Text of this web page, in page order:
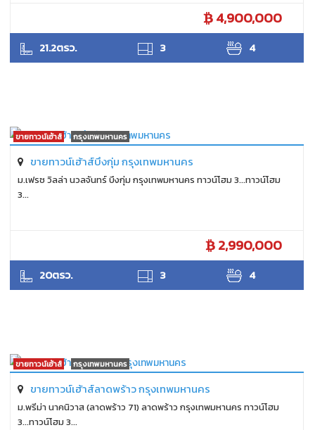
4,900,000
21.2ตรว. 3 4
SUKHON
ขายทาวน์เฮ้าส์ กรุงเทพมหานคร
ขายทาวน์เฮ้าส์บึงกุ่ม กรุงเทพมหานคร
ม.เฟรช วิลล่า นวลจันทร์ บึงกุ่ม กรุงเทพมหานคร ทาวน์โฮม 3...ทาวน์โฮม
3...
2,990,000
20ตรว. 3 4
SUKHON
ขายทาวน์เฮ้าส์ กรุงเทพมหานคร
ขายทาวน์เฮ้าส์ลาดพร้าว กรุงเทพมหานคร
ม.พรีม่า นาคนิวาส (ลาดพร้าว 71) ลาดพร้าว กรุงเทพมหานคร ทาวน์โฮม
3...ทาวน์โฮม 3...